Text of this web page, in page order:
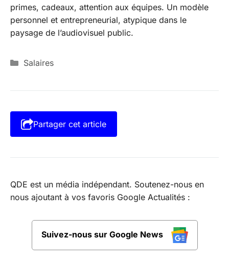
primes, cadeaux, attention aux équipes. Un modèle
personnel et entrepreneurial, atypique dans le
paysage de l’audiovisuel public.
Catégories
Salaires
Partager cet article
QDE est un média indépendant. Soutenez-nous en
nous ajoutant à vos favoris Google Actualités :
Suivez-nous sur Google News